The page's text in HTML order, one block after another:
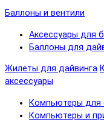
Баллоны и вентили
Аксессуары для
Баллоны для
Жилеты для дайвинга
аксессуары
Компьютеры для
Компьютеры и